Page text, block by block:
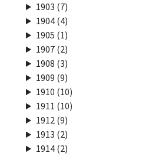
1903 (7)
1904 (4)
1905 (1)
1907 (2)
1908 (3)
1909 (9)
1910 (10)
1911 (10)
1912 (9)
1913 (2)
1914 (2)